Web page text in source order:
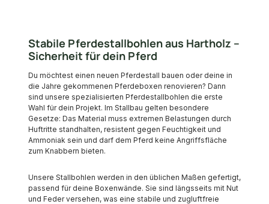
Stabile Pferdestallbohlen aus Hartholz –
Sicherheit für dein Pferd
Du möchtest einen neuen Pferdestall bauen oder deine in
die Jahre gekommenen Pferdeboxen renovieren? Dann
sind unsere spezialisierten Pferdestallbohlen die erste
Wahl für dein Projekt. Im Stallbau gelten besondere
Gesetze: Das Material muss extremen Belastungen durch
Huftritte standhalten, resistent gegen Feuchtigkeit und
Ammoniak sein und darf dem Pferd keine Angriffsfläche
zum Knabbern bieten.
Unsere Stallbohlen werden in den üblichen Maßen gefertigt,
passend für deine Boxenwände. Sie sind längsseits mit Nut
und Feder versehen, was eine stabile und zugluftfreie